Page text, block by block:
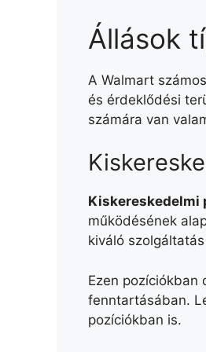
Állások
A Walmart
és érdeklődési
számára van
Kiskereskedelmi
működésének
kiváló
Ezen pozíciókban
fenntartásában.
pozíciókban is.